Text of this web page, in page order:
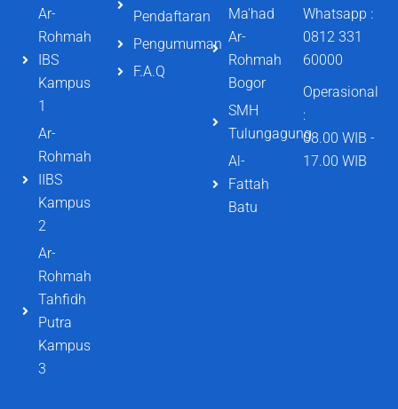
Ar-
Rohmah
IBS
Kampus
1
Ar-
Rohmah
IIBS
Kampus
2
Ar-
Rohmah
Tahfidh
Putra
Kampus
3
Pendaftaran
Pengumuman
F.A.Q
Whatsapp :
0812 331
60000
Operasional
:
08.00 WIB -
17.00 WIB
Ma'had
Ar-
Rohmah
Bogor
SMH
Tulungagung
Al-
Fattah
Batu